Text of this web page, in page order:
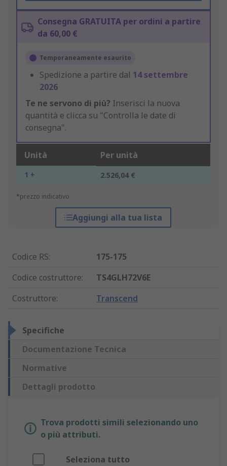
Consegna GRATUITA per ordini a partire
da 60,00 €
Temporaneamente esaurito
Spedizione a partire dal 14 settembre
2026
Te ne servono di più? Inserisci la nuova
quantità e clicca su "Controlla le date di
consegna".
Unità Per unità
1 + 2.526,04 €
*prezzo indicativo
Aggiungi alla tua lista
Codice RS:
175-175
Codice costruttore:
TS4GLH72V6E
Costruttore: Transcend
Specifiche
Documentazione Tecnica
Normative
Dettagli prodotto
Trova prodotti simili selezionando uno
o più attributi.
Seleziona tutto